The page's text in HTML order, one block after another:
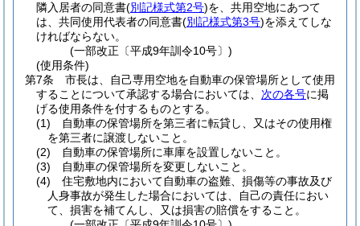
隣入居者の同意書(別記様式第2号)を、共用空地にあつて
は、共同使用代表者の同意書(別記様式第3号)を添えてしな
ければならない。
(一部改正〔平成9年訓令10号〕)
(使用条件)
第7条
市長は、自己専用空地を自動車の保管場所として使用
することについて承認する場合においては、 次の各号に掲
げる使用条件を付するものとする。
(1)
自動車の保管場所を第三者に転貸し、又はその使用権
を第三者に譲渡しないこと。
(2)
自動車の保管場所に車庫を設置しないこと。
(3)
自動車の保管場所を変更しないこと。
(4)
住宅敷地内において自動車の盗難、損傷等の事故及び
人身事故が発生した場合においては、自己の責任におい
て、損害を補てんし、又は損害の賠償をすること。